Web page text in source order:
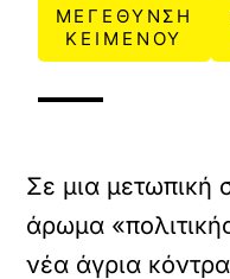
ΜΕΓΕΘΥΝΣΗ
ΚΕΙΜΕΝΟΥ
Σε μια μετωπική
άρωμα
νέα άγρια